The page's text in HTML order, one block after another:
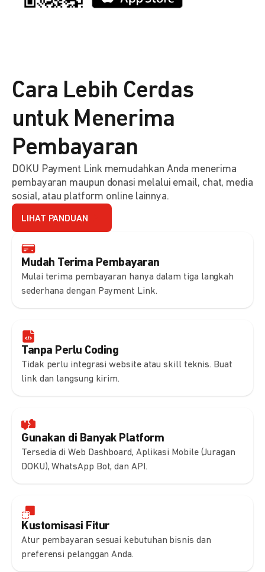
Mudah Terima Pembayaran
Mulai terima pembayaran hanya dalam tiga langkah
sederhana dengan Payment Link.
Tanpa Perlu Coding
Tidak perlu integrasi website atau skill teknis. Buat
link dan langsung kirim.
Gunakan di Banyak Platform
Tersedia di Web Dashboard, Aplikasi Mobile (Juragan
DOKU), WhatsApp Bot, dan API.
Kustomisasi Fitur
Atur pembayaran sesuai kebutuhan bisnis dan
preferensi pelanggan Anda.
Cara Lebih Cerdas
untuk Menerima
Pembayaran
DOKU Payment Link memudahkan Anda menerima
pembayaran maupun donasi melalui email, chat, media
sosial, atau platform online lainnya.
LIHAT PANDUAN